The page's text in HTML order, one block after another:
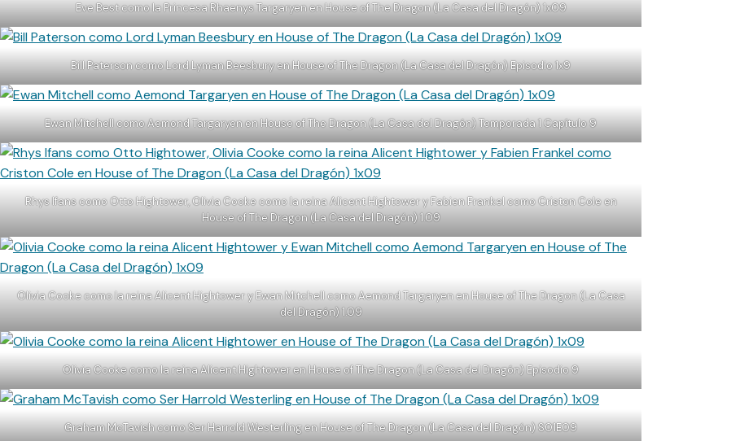
Eve Best como la Princesa Rhaenys Targaryen en House of The Dragon (La Casa del Dragón) 1x09
Bill Paterson como Lord Lyman Beesbury en House of The Dragon (La Casa del Dragón) Episodio 1x9
Ewan Mitchell como Aemond Targaryen en House of The Dragon (La Casa del Dragón) Temporada 1 Capítulo 9
Rhys Ifans como Otto Hightower, Olivia Cooke como la reina Alicent Hightower y Fabien Frankel como Criston Cole en
House of The Dragon (La Casa del Dragón) 1.09
Olivia Cooke como la reina Alicent Hightower y Ewan Mitchell como Aemond Targaryen en House of The Dragon (La Casa
del Dragón) 1.09
Olivia Cooke como la reina Alicent Hightower en House of The Dragon (La Casa del Dragón) Episodio 9
Graham McTavish como Ser Harrold Westerling en House of The Dragon (La Casa del Dragón) S01E09